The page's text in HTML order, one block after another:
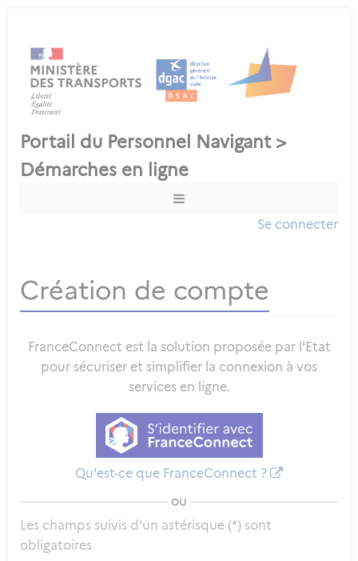
Se connecter
Création de compte
FranceConnect est la solution proposée par l'Etat
pour sécuriser et simplifier la connexion à vos
services en ligne.
Qu'est-ce que FranceConnect ?
ou
Les champs suivis d'un astérisque (*) sont
obligatoires